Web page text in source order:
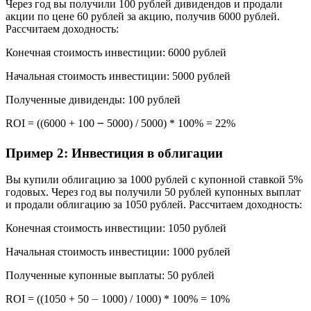
Через год вы получили 100 рублей дивидендов и продали
акции по цене 60 рублей за акцию, получив 6000 рублей.
Рассчитаем доходность:
Конечная стоимость инвестиции: 6000 рублей
Начальная стоимость инвестиции: 5000 рублей
Полученные дивиденды: 100 рублей
ROI = ((6000 + 100 ౼ 5000) / 5000) * 100% = 22%
Пример 2: Инвестиция в облигации
Вы купили облигацию за 1000 рублей с купонной ставкой 5%
годовых. Через год вы получили 50 рублей купонных выплат
и продали облигацию за 1050 рублей. Рассчитаем доходность:
Конечная стоимость инвестиции: 1050 рублей
Начальная стоимость инвестиции: 1000 рублей
Полученные купонные выплаты: 50 рублей
ROI = ((1050 + 50 ⏤ 1000) / 1000) * 100% = 10%